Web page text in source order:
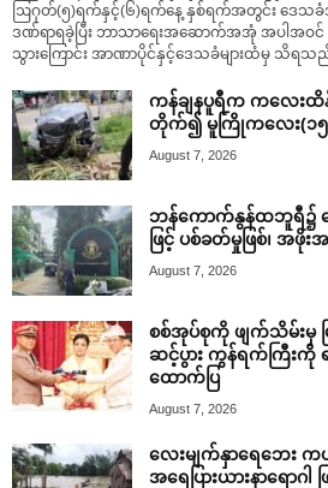
ဩဂုတ်(၅)ရက်နှင့်(၆)ရက်နေ့ နှစ်ရက်အတွင်း ဒေသခံအ
ဒဏ်ရာရခဲ့ပြီး ဘာသာရေးအဆောက်အအုံ အပါအဝင်
သွားကြောင်း အာဏာပိုင်နှင့်ဒေသခံများထံမှ သိရ
ကန်ချနပူရီက ကလေးထိန်
တိုက်၍ မူကြိုကလေး(၁၅)
August 7, 2026
ဘန်ကောက်နွန်ထဘူရီ၌ က
ဖြင့် ပစ်ခတ်မှုဖြစ်၊ အဖို
August 7, 2026
စစ်အုပ်စုကို ဖျက်သိမ်းမှ
ဆင့်ပွား ကွန်ရက်ကြီးကို
ထောက်ပြ
August 7, 2026
လေးမျက်နှာရေဘေး
အရေပြားယားနာရောဂါ ဖ